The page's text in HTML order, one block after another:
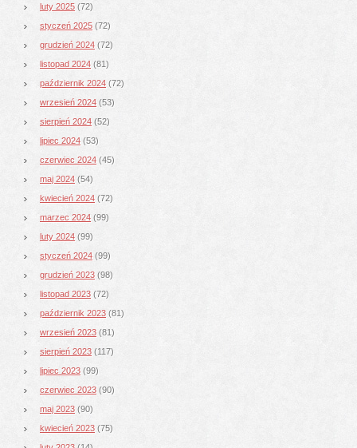
luty 2025 (72)
styczeń 2025 (72)
grudzień 2024 (72)
listopad 2024 (81)
październik 2024 (72)
wrzesień 2024 (53)
sierpień 2024 (52)
lipiec 2024 (53)
czerwiec 2024 (45)
maj 2024 (54)
kwiecień 2024 (72)
marzec 2024 (99)
luty 2024 (99)
styczeń 2024 (99)
grudzień 2023 (98)
listopad 2023 (72)
październik 2023 (81)
wrzesień 2023 (81)
sierpień 2023 (117)
lipiec 2023 (99)
czerwiec 2023 (90)
maj 2023 (90)
kwiecień 2023 (75)